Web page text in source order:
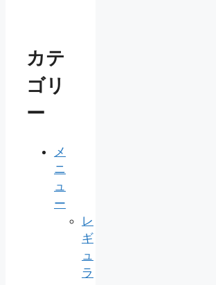
カテ
ゴリ
ー
メ
ニ
ュ
ー
レ
ギ
ュ
ラ